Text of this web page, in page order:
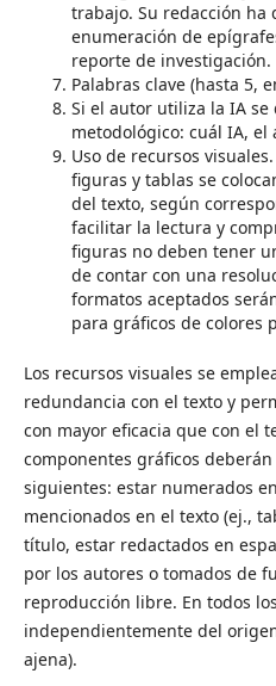
trabajo. Su redacción ha
enumeración de
reporte de investigación.
Palabras clave (hasta 5,
Si el autor utiliza la IA
metodológico: cuál IA,
Uso de recursos
figuras y tablas se
del texto, según
facilitar la lectura y
figuras no deben tener
de contar con una
formatos aceptados
para gráficos de colores
Los recursos visuales se
redundancia con el texto y
con mayor eficacia que con el
componentes gráficos
siguientes: estar numerados
mencionados en el texto (ej.,
título, estar redactados en
por los autores o tomados de
reproducción libre. En todos
independientemente del
ajena).